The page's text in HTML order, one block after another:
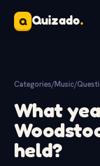
Q Quizado.
Categories/Music/
What
held?